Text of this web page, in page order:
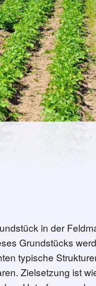
in der
Grundstücks
typische
Zielsetzung ist